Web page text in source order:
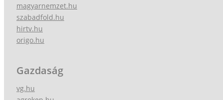
magyarnemzet.hu
szabadfold.hu
hirtv.hu
origo.hu
Gazdaság
vg.hu